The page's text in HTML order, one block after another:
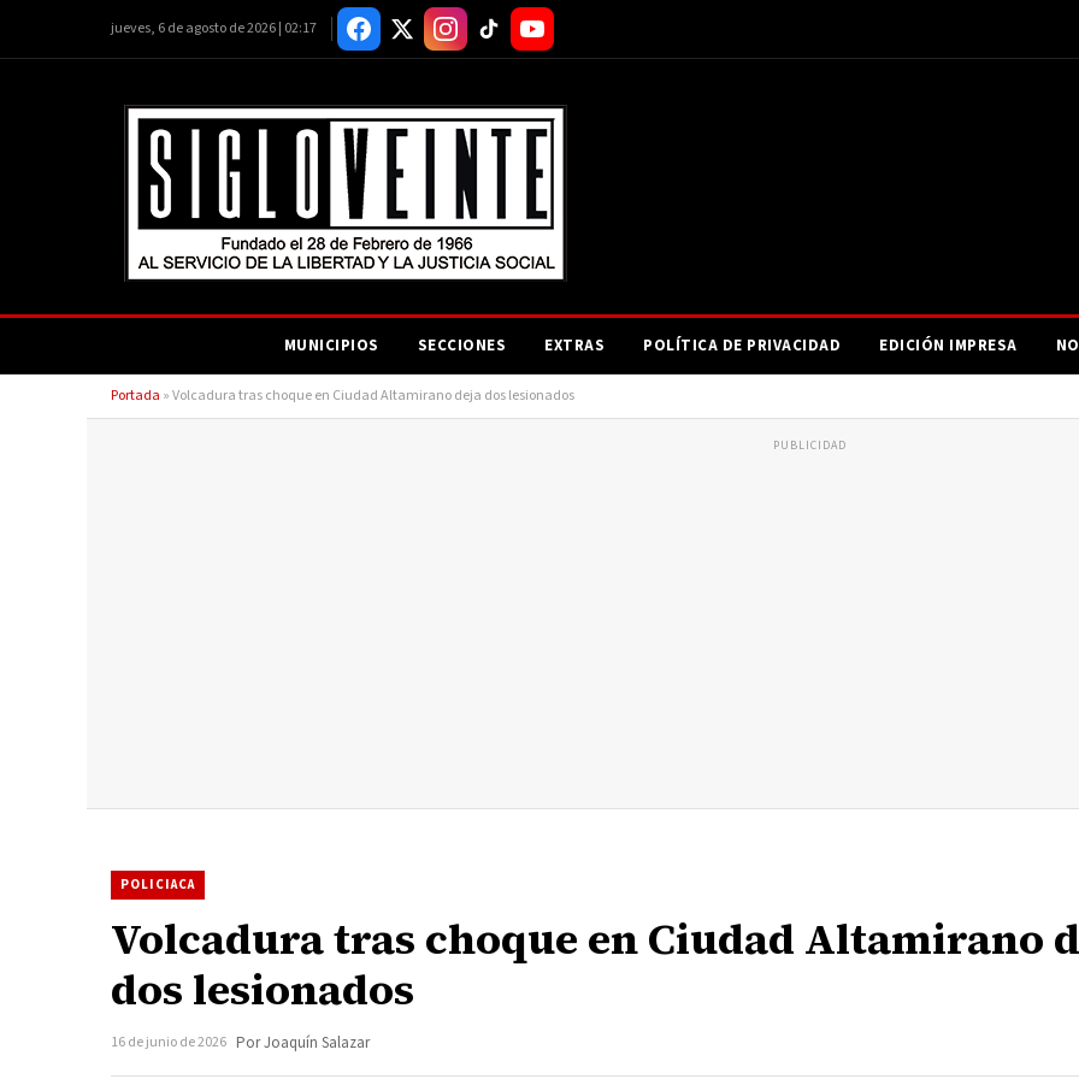
jueves, 6 de agosto de 2026 | 02:17
MUNICIPIOS SECCIONES EXTRAS POLÍTICA DE PRIVACIDAD EDICIÓN IMPRESA
Portada »Volcadura tras choque en Ciudad Altamirano deja dos lesionados
PUBLICIDAD
POLICIACA
Volcadura tras choque en Ciudad Altamirano
dos lesionados
16 de junio de 2026 Por Joaquín Salazar